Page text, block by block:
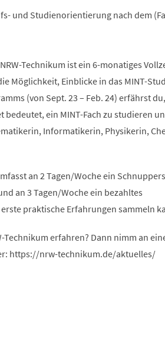
und Studienorientierung nach dem
Technikum ist ein 6-monatiges
Möglichkeit, Einblicke in das MINT-
(von Sept. 23 – Feb. 24) erfährst
ein MINT-Fach zu studieren
Informatikerin, Physikerin,
an 2 Tagen/Woche ein
an 3 Tagen/Woche ein bezahltes
praktische Erfahrungen sammeln
Technikum erfahren? Dann nimm an
https://nrw-technikum.de/aktuelles/